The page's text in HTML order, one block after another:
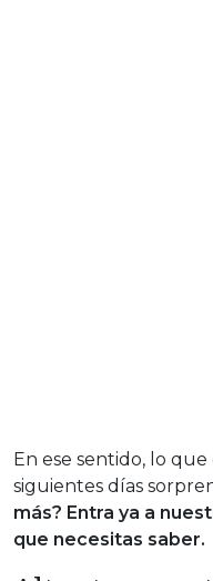
En ese sentido, lo
siguientes días
más? Entra ya a
que necesitas saber.